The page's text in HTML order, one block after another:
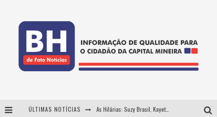
ÚLTIMAS NOTÍCIAS As Hilárias: Suzy Brasil, Kayete e Karoline Absinto retornam a Belo Horizonte para apresentação única no Teatro Sesiminas